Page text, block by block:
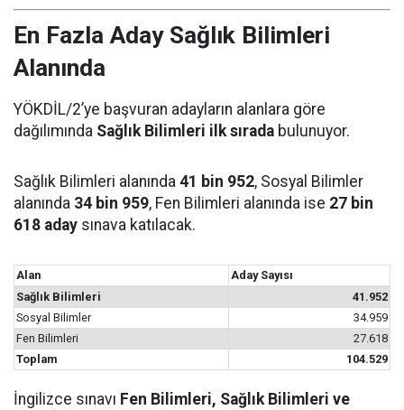
En Fazla Aday Sağlık Bilimleri
Alanında
YÖKDİL/2’ye başvuran adayların alanlara göre
dağılımında Sağlık Bilimleri ilk sırada bulunuyor.
Sağlık Bilimleri alanında 41 bin 952, Sosyal Bilimler
alanında 34 bin 959, Fen Bilimleri alanında ise 27 bin
618 aday sınava katılacak.
Alan
Aday Sayısı
Sağlık Bilimleri
41.952
Sosyal Bilimler
34.959
Fen Bilimleri
27.618
Toplam
104.529
İngilizce sınavı Fen Bilimleri, Sağlık Bilimleri ve